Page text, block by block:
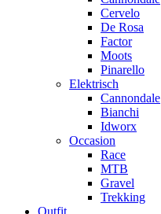
Cervelo
De Rosa
Factor
Moots
Pinarello
Elektrisch
Cannondale
Bianchi
Idworx
Occasion
Race
MTB
Gravel
Trekking
Outfit